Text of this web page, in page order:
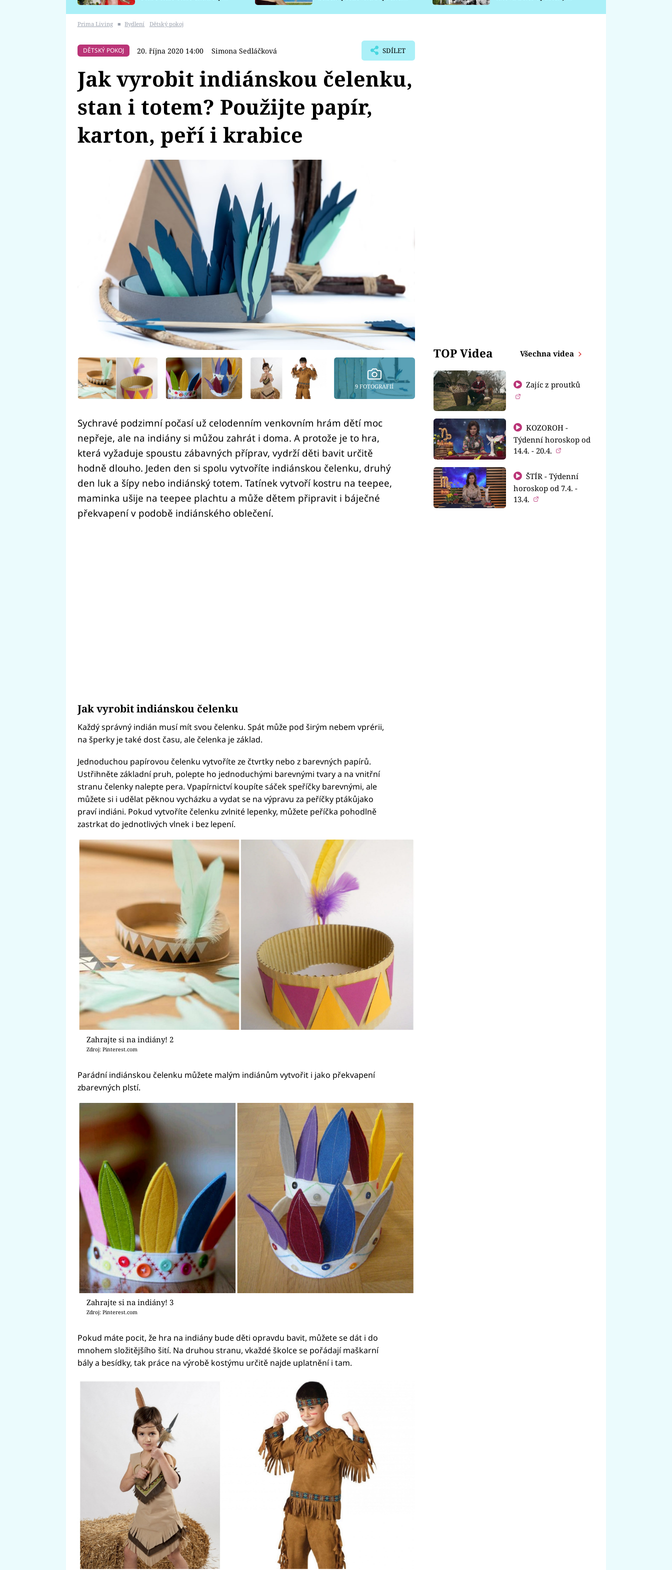
Prima Living ■ Bydlení Dětský pokoj
DĚTSKÝ POKOJ 20. října 2020 14:00 Simona Sedláčková SDÍLET
Jak vyrobit indiánskou čelenku,
stan i totem? Použijte papír,
karton, peří i krabice
9 FOTOGRAFIÍ
Sychravé podzimní počasí už celodenním venkovním hrám dětí moc
nepřeje, ale na indiány si můžou zahrát i doma. A protože je to hra,
která vyžaduje spoustu zábavných příprav, vydrží děti bavit určitě
hodně dlouho. Jeden den si spolu vytvoříte indiánskou čelenku, druhý
den luk a šípy nebo indiánský totem. Tatínek vytvoří kostru na teepee,
maminka ušije na teepee plachtu a může dětem připravit i báječné
překvapení v podobě indiánského oblečení.
Jak vyrobit indiánskou čelenku
Každý správný indián musí mít svou čelenku. Spát může pod širým nebem vprérii,
na šperky je také dost času, ale čelenka je základ.
Jednoduchou papírovou čelenku vytvoříte ze čtvrtky nebo z barevných papírů.
Ustřihněte základní pruh, polepte ho jednoduchými barevnými tvary a na vnitřní
stranu čelenky nalepte pera. Vpapírnictví koupíte sáček speříčky barevnými, ale
můžete si i udělat pěknou vycházku a vydat se na výpravu za peříčky ptákůjako
praví indiáni. Pokud vytvoříte čelenku zvlnité lepenky, můžete peříčka pohodlně
zastrkat do jednotlivých vlnek i bez lepení.
Zahrajte si na indiány! 2
Zdroj: Pinterest.com
Parádní indiánskou čelenku můžete malým indiánům vytvořit i jako překvapení
zbarevných plstí.
Zahrajte si na indiány! 3
Zdroj: Pinterest.com
Pokud máte pocit, že hra na indiány bude děti opravdu bavit, můžete se dát i do
mnohem složitějšího šití. Na druhou stranu, vkaždé školce se pořádají maškarní
bály a besídky, tak práce na výrobě kostýmu určitě najde uplatnění i tam.
TOP Videa Všechna videa
Zajíc z proutků
KOZOROH -
Týdenní horoskop od
14.4. - 20.4.
ŠTÍR - Týdenní
horoskop od 7.4. -
13.4.